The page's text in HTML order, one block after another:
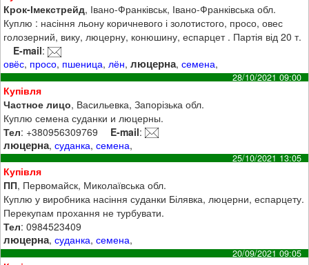
Крок-Імекстрейд, Івано-Франківськ, Івано-Франківська обл.
Куплю : насіння льону коричневого і золотистого, просо, овес
голозерний, вику, люцерну, конюшину, еспарцет . Партія від 20 т.
E-mail:
овёс, просо, пшеница, лён,люцерна,семена,
28/10/2021 09:00
Купівля
Частное лицо, Васильевка, Запорізька обл.
Куплю семена суданки и люцерны.
Тел: +380956309769 E-mail:
люцерна,суданка,семена,
25/10/2021 13:05
Купівля
ПП, Первомайск, Миколаївська обл.
Куплю у виробника насіння суданки Білявка, люцерни, еспарцету.
Перекупам прохання не турбувати.
Тел: 0984523409
люцерна,суданка,семена,
20/09/2021 09:05